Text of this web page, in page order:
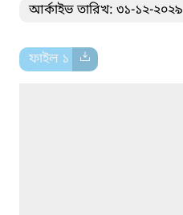
আর্কাইভ তারিখ: ৩১-১২-২০২৯
ফাইল ১